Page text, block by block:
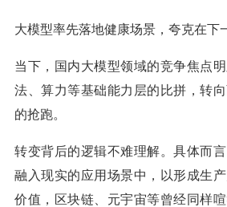
大模型率先落地健康场景，夸克在下
当下，国内大模型领域的竞争焦点
法、算力等基础能力层的比拼，转
的抢跑。
转变背后的逻辑不难理解。具体而
融入现实的应用场景中，以形成生
价值，区块链、元宇宙等曾经同样